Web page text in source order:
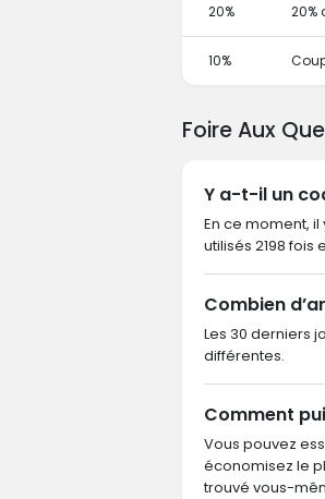
20% 20%
10%
Foire Aux
Y a-t-il un
En ce moment,
utilisés 2198 fois
Combien
Les 30 derniers
différentes.
Comment
Vous pouvez
économisez le
trouvé vous-